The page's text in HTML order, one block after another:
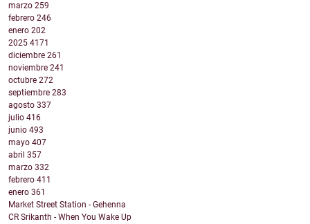
marzo 259
febrero 246
enero 202
2025 4171
diciembre 261
noviembre 241
octubre 272
septiembre 283
agosto 337
julio 416
junio 493
mayo 407
abril 357
marzo 332
febrero 411
enero 361
Market Street Station - Gehenna
CR Srikanth - When You Wake Up